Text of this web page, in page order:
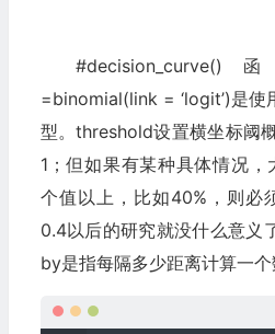
=binomial(link = ‘logit’)是
型。threshold设置横坐标阈
1；但如果有某种具体情况
个值以上，比如40%，则必
0.4以后的研究就没什么意义
by是指每隔多少距离计算一个